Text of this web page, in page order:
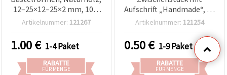
12–25×12–25×2 mm, 10 g
Pack (ca. 25 Stk.) –
Scrapbooking, Karten- &
Kinderbasteln
Artikelnummer: 121267
1.00€ 1-4 Paket
RABATTE
FÜR MENGE
Aufschrift „Handmade“, 27
x 7 x 3 mm, Loch: 1,5 mm,
Artikelnummer: 121254
0.50€ 1-9 Paket
RABATTE
FÜR MENGE